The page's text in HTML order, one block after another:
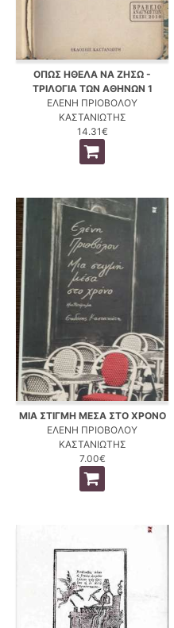
ΟΠΩΣ ΗΘΕΛΑ ΝΑ ΖΗΣΩ -
ΤΡΙΛΟΓΙΑ ΤΩΝ ΑΘΗΝΩΝ 1
ΕΛΕΝΗ ΠΡΙΟΒΟΛΟΥ
ΚΑΣΤΑΝΙΩΤΗΣ
14.31€
ΜΙΑ ΣΤΙΓΜΗ ΜΕΣΑ ΣΤΟ ΧΡΟΝΟ
ΕΛΕΝΗ ΠΡΙΟΒΟΛΟΥ
ΚΑΣΤΑΝΙΩΤΗΣ
7.00€